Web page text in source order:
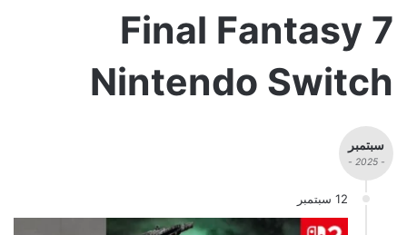
Final Fantasy 7
Nintendo Switch
سبتمبر
- 2025 -
12 سبتمبر